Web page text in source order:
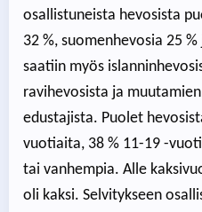
osallistuneista hevosista
32 %, suomenhevosia 25
saatiin myös
ravihevosista ja
edustajista. Puolet
vuotiaita, 38 % 11-19 -
tai vanhempia. Alle
oli kaksi. Selvitykseen